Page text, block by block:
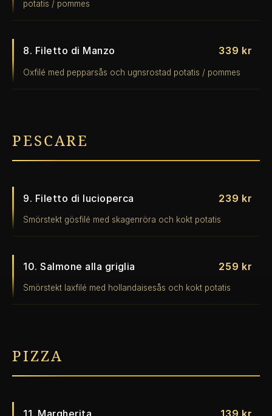
potatis / pommes
8. Filetto di Manzo 339 kr
Oxfilé med pepparsås och ugnsrostad potatis / pommes
PESCARE
9. Filetto di lucioperca 239 kr
Smörstekt gösfilé med skagenröra och kokt potatis
10. Salmone alla griglia 259 kr
Smörstekt laxfilé med hollandaisesås och kokt potatis
PIZZA
11. Margherita 139 kr